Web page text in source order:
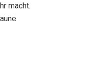
macht.